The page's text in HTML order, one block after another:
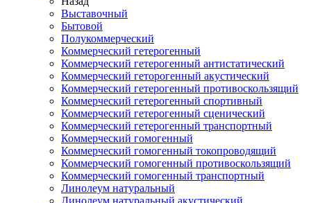
Выставочный
Бытовой
Полукоммерческий
Коммерческий гетерогенный
Коммерческий гетерогенный антистатический
Коммерческий геторогенный акустический
Коммерческий гетерогенный противоскользящий
Коммерческий гетерогенный спортивный
Коммерческий гетерогенный сценический
Коммерческий гетерогенный транспортный
Коммерческий гомогенный
Коммерческий гомогенный токопроводящий
Коммерческий гомогенный противоскользящий
Коммерческий гомогенный транспортный
Линолеум натуральный
Линолеум натуральный акустический